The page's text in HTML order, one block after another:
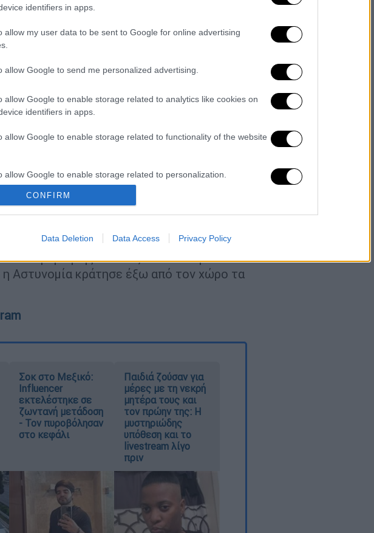
identifiers in apps.
allow my user data to be sent to Google for online advertising
allow Google to send me personalized advertising.
allow Google to enable storage related to analytics like cookies on
identifiers in apps.
allow Google to enable storage related to functionality of the website
allow Google to enable storage related to personalization.
allow Google to enable storage related to security, including
functionality and fraud prevention, and other user protection.
CONFIRM
Data Deletion Data Access Privacy Policy
διακυβέρνησης ΣΥΡΙΖΑ, συνεχίστηκε
Αστυνομία κράτησε έξω από τον χώρο τα
Σοκ στο Μεξικό:
Influencer
εκτελέστηκε σε
ζωντανή μετάδοση
- Τον πυροβόλησαν
στο κεφάλι
Παιδιά ζούσαν για
μέρες με τη νεκρή
μητέρα τους και
τον πρώην της: Η
μυστηριώδης
υπόθεση και το
livestream λίγο
πριν